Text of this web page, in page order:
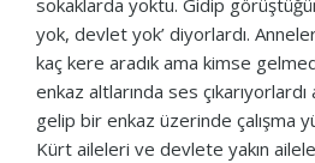
yok, devlet yok’ diyorlardı.
kaç kere aradık ama kimse
enkaz altlarında ses
gelip bir enkaz üzerinde çalışma
Kürt aileleri ve devlete yakın